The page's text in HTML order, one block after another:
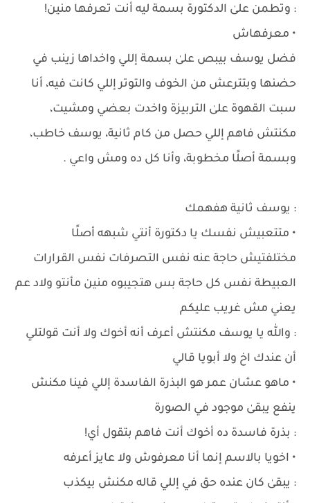
: وتطمن علىٰ الدكتورة بسمة ليه أنت تعرفها منين!
• معرفهاش
فضل يوسف بيبص علىٰ بسمة إللي واخداها زينب في
حضنها وبتترعش من الخوف والتوتر إللي كانت فيه، أنا
سبت القهوة علىٰ التربيزة واخدت بعضي ومشيت،
مكنتش فاهم إللي حصل من كام ثانية، يوسف خاطب،
وبسمة أصلًا مخطوبة، وأنا كل ده ومش واعي .
: يوسف ثانية هفهمك
• متتعبيش نفسك يا دكتورة أنتي شبهه أصلًا
مختلفتيش حاجة عنه نفس التصرفات نفس القرارات
العبيطة نفس كل حاجة بس هتجيبوه منين مأنتو ولاد عم
يعني مش غريب عليكم
: والله يا يوسف مكنتش أعرف أنه أخوك ولا أنت قولتلي
أن عندك اخ ولا أبويا قالي
• ماهو عشان عمر هو البذرة الفاسدة إللي فينا مكنش
ينفع يبقىٰ موجود في الصورة
: بذرة فاسدة ده أخوك أنت فاهم بتقول أي!
• اخويا بالاسم إنما أنا معرفوش ولا عايز أعرفه
: يبقىٰ كان عنده حق في إللي قاله مكنش بيكذب